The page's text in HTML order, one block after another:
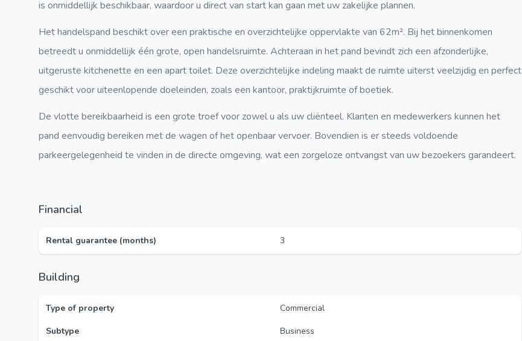
is onmiddellijk beschikbaar, waardoor u direct van start kan gaan met uw zakelijke plannen.
Het handelspand beschikt over een praktische en overzichtelijke oppervlakte van 62m². Bij het binnenkomen
betreedt u onmiddellijk één grote, open handelsruimte. Achteraan in het pand bevindt zich een afzonderlijke,
uitgeruste kitchenette en een apart toilet. Deze overzichtelijke indeling maakt de ruimte uiterst veelzijdig en perfect
geschikt voor uiteenlopende doeleinden, zoals een kantoor, praktijkruimte of boetiek.
De vlotte bereikbaarheid is een grote troef voor zowel u als uw cliënteel. Klanten en medewerkers kunnen het
pand eenvoudig bereiken met de wagen of het openbaar vervoer. Bovendien is er steeds voldoende
parkeergelegenheid te vinden in de directe omgeving, wat een zorgeloze ontvangst van uw bezoekers garandeert.
Financial
Rental guarantee (months) 3
Building
Type of property
Commercial
Subtype
Business